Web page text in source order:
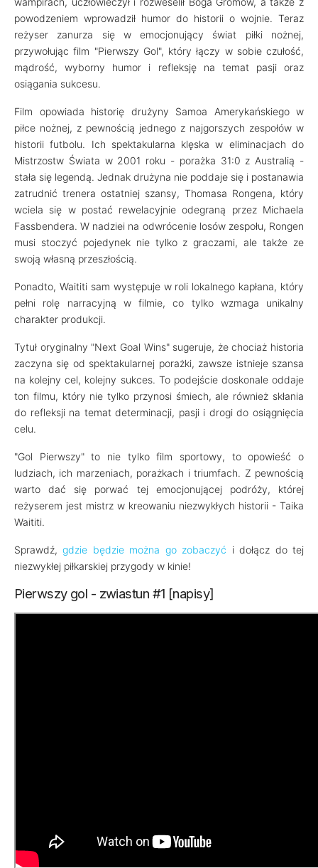
powodzeniem wprowadził humor do historii o wojnie. Teraz
reżyser zanurza się w emocjonujący świat piłki nożnej,
przywołując film "Pierwszy Gol", który łączy w sobie czułość,
mądrość, wyborny humor i refleksję na temat pasji oraz
osiągania sukcesu.
Film opowiada historię drużyny Samoa Amerykańskiego w
piłce nożnej, z pewnością jednego z najgorszych zespołów w
historii futbolu. Ich spektakularna klęska w eliminacjach do
Mistrzostw Świata w 2001 roku - porażka 31:0 z Australią -
stała się legendą. Jednak drużyna nie poddaje się i postanawia
zatrudnić trenera ostatniej szansy, Thomasa Rongena, który
wciela się w postać rewelacyjnie odegraną przez Michaela
Fassbendera. W nadziei na odwrócenie losów zespołu, Rongen
musi stoczyć pojedynek nie tylko z graczami, ale także ze
swoją własną przeszłością.
Ponadto, Waititi sam występuje w roli lokalnego kapłana, który
pełni rolę narracyjną w filmie, co tylko wzmaga unikalny
charakter produkcji.
Tytuł oryginalny "Next Goal Wins" sugeruje, że chociaż historia
zaczyna się od spektakularnej porażki, zawsze istnieje szansa
na kolejny cel, kolejny sukces. To podejście doskonale oddaje
ton filmu, który nie tylko przynosi śmiech, ale również skłania
do refleksji na temat determinacji, pasji i drogi do osiągnięcia
celu.
"Gol Pierwszy" to nie tylko film sportowy, to opowieść o
ludziach, ich marzeniach, porażkach i triumfach. Z pewnością
warto dać się porwać tej emocjonującej podróży, której
reżyserem jest mistrz w kreowaniu niezwykłych historii - Taika
Waititi.
Sprawdź,gdzie będzie można go zobaczyć i dołącz do tej
niezwykłej piłkarskiej przygody w kinie!
Pierwszy gol - zwiastun #1 [napisy]